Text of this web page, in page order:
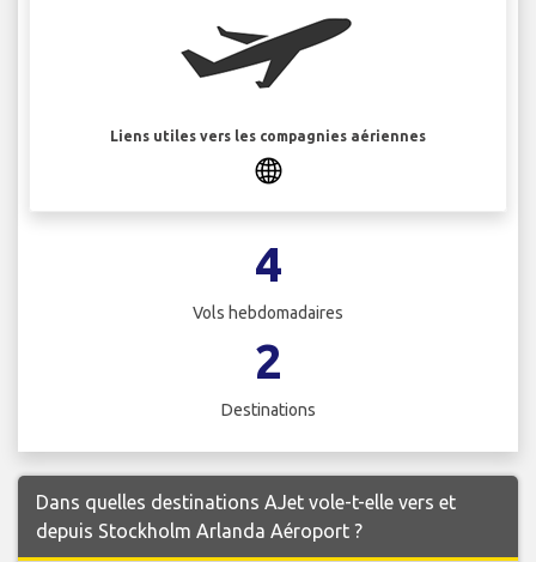
Liens utiles vers les compagnies aériennes
4
Vols hebdomadaires
2
Destinations
Dans quelles destinations AJet vole-t-elle vers et
depuis Stockholm Arlanda Aéroport ?